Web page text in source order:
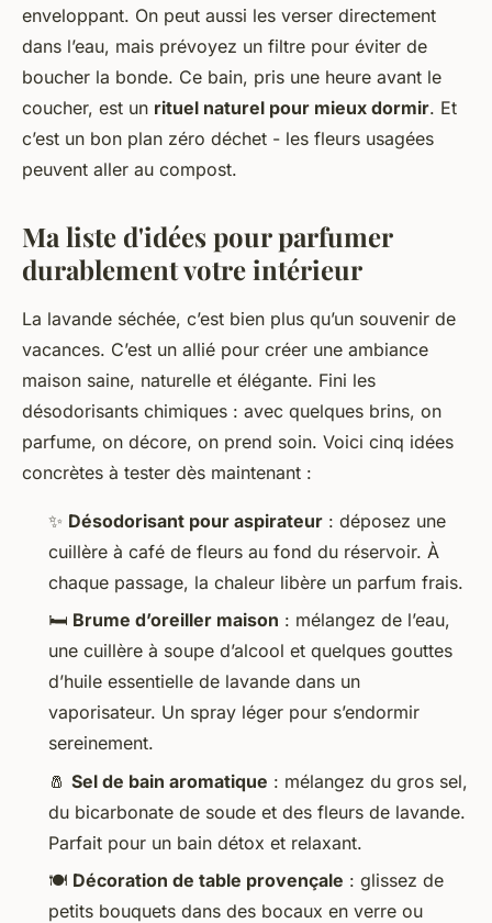
enveloppant. On peut aussi les verser directement
dans l’eau, mais prévoyez un filtre pour éviter de
boucher la bonde. Ce bain, pris une heure avant le
coucher, est un rituel naturel pour mieux dormir. Et
c’est un bon plan zéro déchet - les fleurs usagées
peuvent aller au compost.
Ma liste d'idées pour parfumer
durablement votre intérieur
La lavande séchée, c’est bien plus qu’un souvenir de
vacances. C’est un allié pour créer une ambiance
maison saine, naturelle et élégante. Fini les
désodorisants chimiques : avec quelques brins, on
parfume, on décore, on prend soin. Voici cinq idées
concrètes à tester dès maintenant :
✨ Désodorisant pour aspirateur : déposez une
cuillère à café de fleurs au fond du réservoir. À
chaque passage, la chaleur libère un parfum frais.
🛏️ Brume d’oreiller maison : mélangez de l’eau,
une cuillère à soupe d’alcool et quelques gouttes
d’huile essentielle de lavande dans un
vaporisateur. Un spray léger pour s’endormir
sereinement.
🧂 Sel de bain aromatique : mélangez du gros sel,
du bicarbonate de soude et des fleurs de lavande.
Parfait pour un bain détox et relaxant.
🍽️ Décoration de table provençale : glissez de
petits bouquets dans des bocaux en verre ou